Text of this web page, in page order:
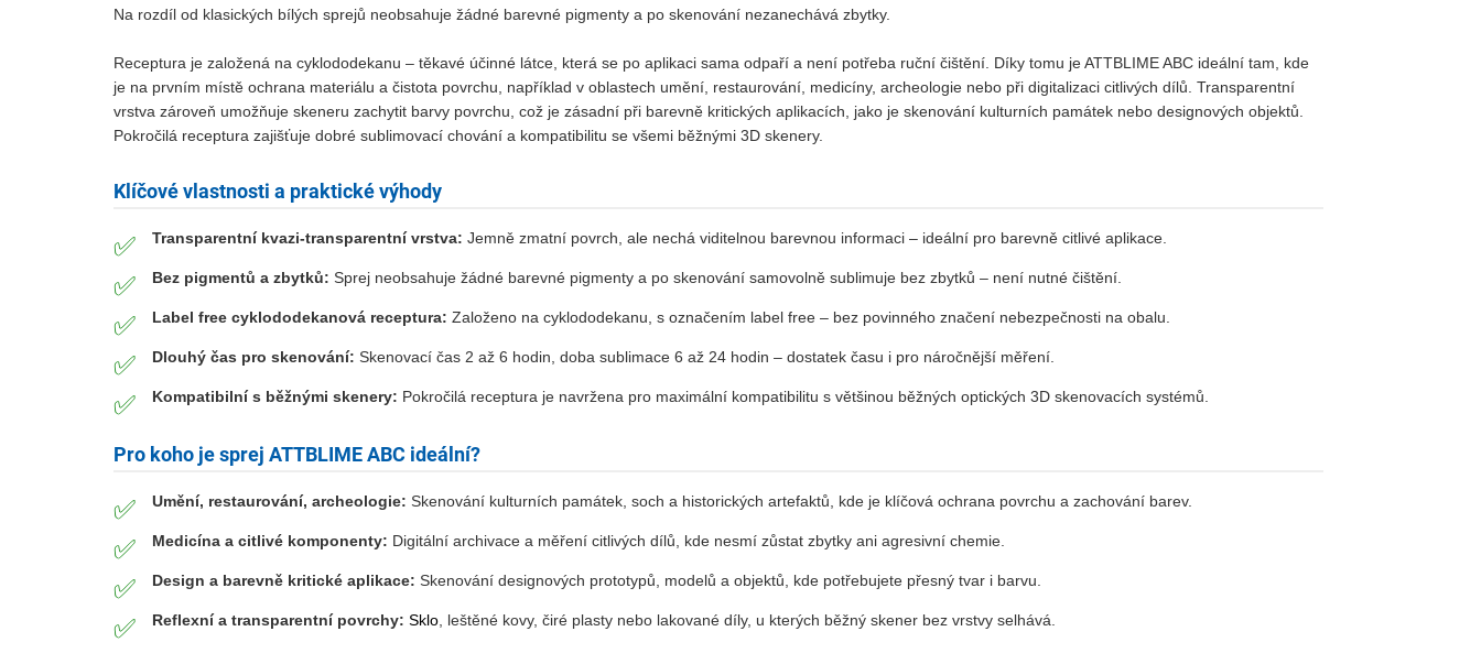
Na rozdíl od klasických bílých sprejů neobsahuje žádné barevné pigmenty a po skenování nezanechává zbytky.
Receptura je založená na cyklododekanu – těkavé účinné látce, která se po aplikaci sama odpaří a není potřeba ruční čištění. Díky tomu je ATTBLIME ABC ideální tam, kde
je na prvním místě ochrana materiálu a čistota povrchu, například v oblastech umění, restaurování, medicíny, archeologie nebo při digitalizaci citlivých dílů. Transparentní
vrstva zároveň umožňuje skeneru zachytit barvy povrchu, což je zásadní při barevně kritických aplikacích, jako je skenování kulturních památek nebo designových objektů.
Pokročilá receptura zajišťuje dobré sublimovací chování a kompatibilitu se všemi běžnými 3D skenery.
Klíčové vlastnosti a praktické výhody
✅ Transparentní kvazi-transparentní vrstva: Jemně zmatní povrch, ale nechá viditelnou barevnou informaci – ideální pro barevně citlivé aplikace.
✅ Bez pigmentů a zbytků: Sprej neobsahuje žádné barevné pigmenty a po skenování samovolně sublimuje bez zbytků – není nutné čištění.
✅ Label free cyklododekanová receptura: Založeno na cyklododekanu, s označením label free – bez povinného značení nebezpečnosti na obalu.
✅ Dlouhý čas pro skenování: Skenovací čas 2 až 6 hodin, doba sublimace 6 až 24 hodin – dostatek času i pro náročnější měření.
✅ Kompatibilní s běžnými skenery: Pokročilá receptura je navržena pro maximální kompatibilitu s většinou běžných optických 3D skenovacích systémů.
Pro koho je sprej ATTBLIME ABC ideální?
✅ Umění, restaurování, archeologie: Skenování kulturních památek, soch a historických artefaktů, kde je klíčová ochrana povrchu a zachování barev.
✅ Medicína a citlivé komponenty: Digitální archivace a měření citlivých dílů, kde nesmí zůstat zbytky ani agresivní chemie.
✅ Design a barevně kritické aplikace: Skenování designových prototypů, modelů a objektů, kde potřebujete přesný tvar i barvu.
✅ Reflexní a transparentní povrchy: Sklo , leštěné kovy, čiré plasty nebo lakované díly, u kterých běžný skener bez vrstvy selhává.